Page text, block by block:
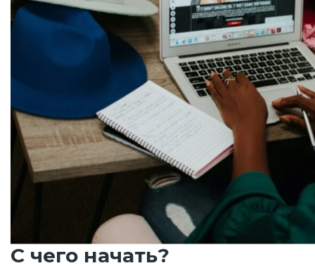
С чего начать?